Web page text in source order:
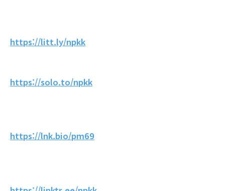
https://litt.ly/npkk
https://solo.to/npkk
https://lnk.bio/pm69